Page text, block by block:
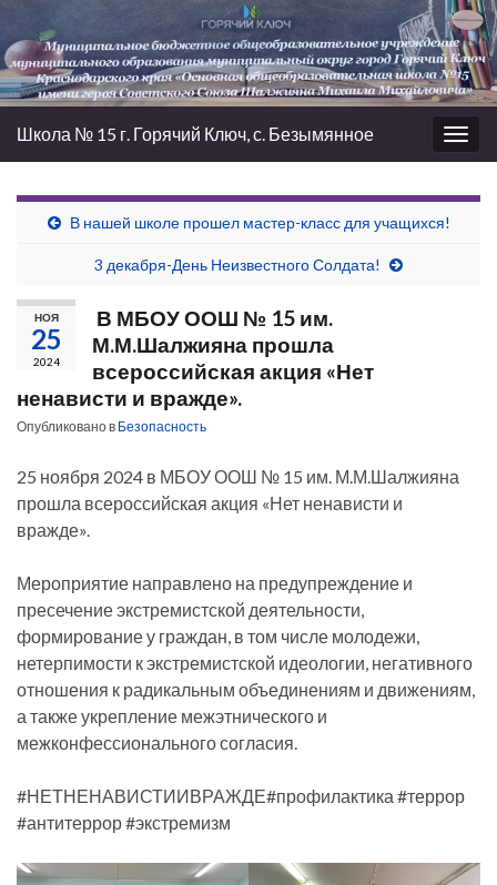
Вкл/
выкл
Школа № 15 г. Горячий Ключ, с. Безымянное
В нашей школе прошел мастер-класс для учащихся!
3 декабря-День Неизвестного Солдата!
НОЯ
25
2024
В МБОУ ООШ № 15 им.
М.М.Шалжияна прошла
всероссийская акция «Нет
ненависти и вражде».
Опубликовано в Безопасность
25 ноября 2024 в МБОУ ООШ № 15 им. М.М.Шалжияна
прошла всероссийская акция «Нет ненависти и
вражде».
Мероприятие направлено на предупреждение и
пресечение экстремистской деятельности,
формирование у граждан, в том числе молодежи,
нетерпимости к экстремистской идеологии, негативного
отношения к радикальным объединениям и движениям,
а также укрепление межэтнического и
межконфессионального согласия.
#НЕТНЕНАВИСТИИВРАЖДЕ#профилактика #террор
#антитеррор #экстремизм